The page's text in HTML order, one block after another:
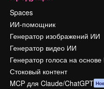
Spaces
ИИ-помощник
Генератор изображений ИИ
Генератор видео ИИ
Генератор голоса на
Стоковый контент
MCP для Claude/ChatGPT